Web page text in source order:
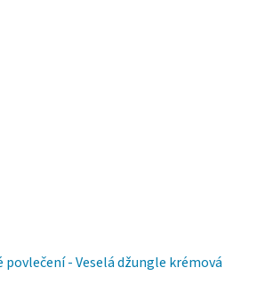
povlečení - Veselá džungle krémová